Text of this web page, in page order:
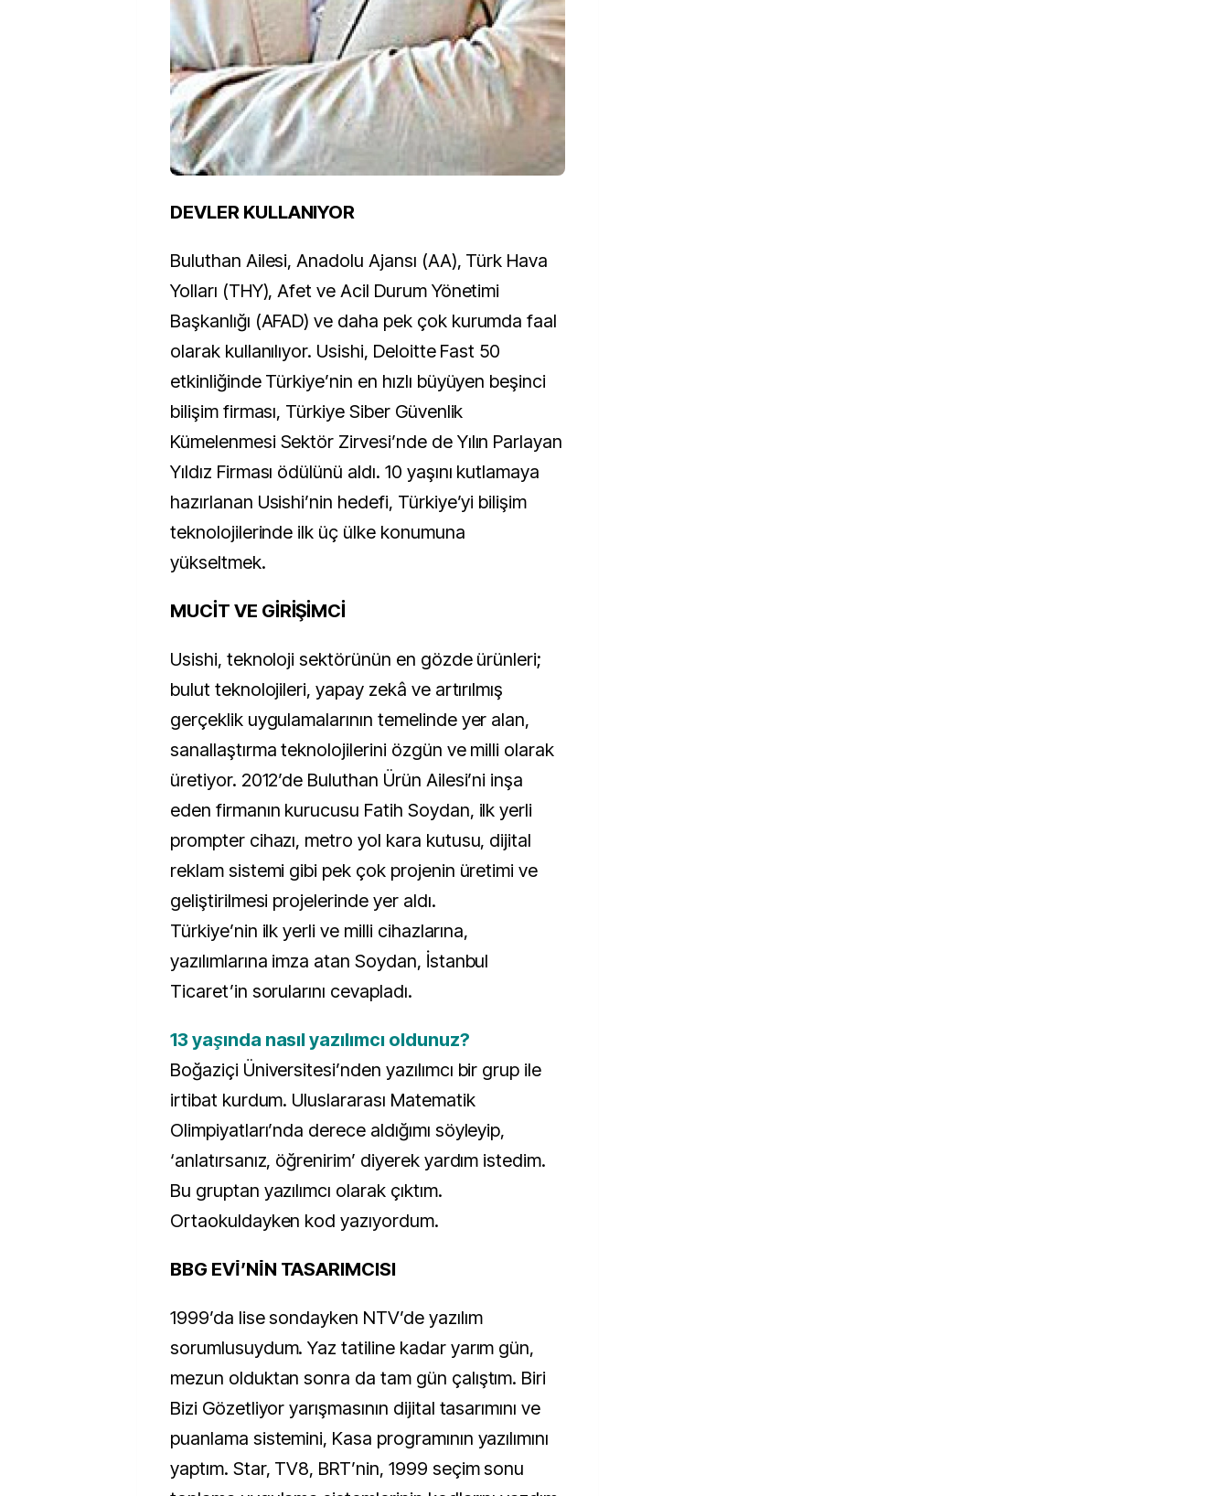
DEVLER KULLANIYOR
Buluthan Ailesi, Anadolu Ajansı (AA), Türk Hava
Yolları (THY), Afet ve Acil Durum Yönetimi
Başkanlığı (AFAD) ve daha pek çok kurumda faal
olarak kullanılıyor. Usishi, Deloitte Fast 50
etkinliğinde Türkiye’nin en hızlı büyüyen beşinci
bilişim firması, Türkiye Siber Güvenlik
Kümelenmesi Sektör Zirvesi’nde de Yılın Parlayan
Yıldız Firması ödülünü aldı. 10 yaşını kutlamaya
hazırlanan Usishi’nin hedefi, Türkiye’yi bilişim
teknolojilerinde ilk üç ülke konumuna
yükseltmek.
MUCİT VE GİRİŞİMCİ
Usishi, teknoloji sektörünün en gözde ürünleri;
bulut teknolojileri, yapay zekâ ve artırılmış
gerçeklik uygulamalarının temelinde yer alan,
sanallaştırma teknolojilerini özgün ve milli olarak
üretiyor. 2012’de Buluthan Ürün Ailesi’ni inşa
eden firmanın kurucusu Fatih Soydan, ilk yerli
prompter cihazı, metro yol kara kutusu, dijital
reklam sistemi gibi pek çok projenin üretimi ve
geliştirilmesi projelerinde yer aldı.
Türkiye’nin ilk yerli ve milli cihazlarına,
yazılımlarına imza atan Soydan, İstanbul
Ticaret’in sorularını cevapladı.
13 yaşında nasıl yazılımcı oldunuz?
Boğaziçi Üniversitesi’nden yazılımcı bir grup ile
irtibat kurdum. Uluslararası Matematik
Olimpiyatları’nda derece aldığımı söyleyip,
‘anlatırsanız, öğrenirim’ diyerek yardım istedim.
Bu gruptan yazılımcı olarak çıktım.
Ortaokuldayken kod yazıyordum.
BBG EVİ̇’Nİ̇N TASARIMCISI
1999’da lise sondayken NTV’de yazılım
sorumlusuydum. Yaz tatiline kadar yarım gün,
mezun olduktan sonra da tam gün çalıştım. Biri
Bizi Gözetliyor yarışmasının dijital tasarımını ve
puanlama sistemini, Kasa programının yazılımını
yaptım. Star, TV8, BRT’nin, 1999 seçim sonu